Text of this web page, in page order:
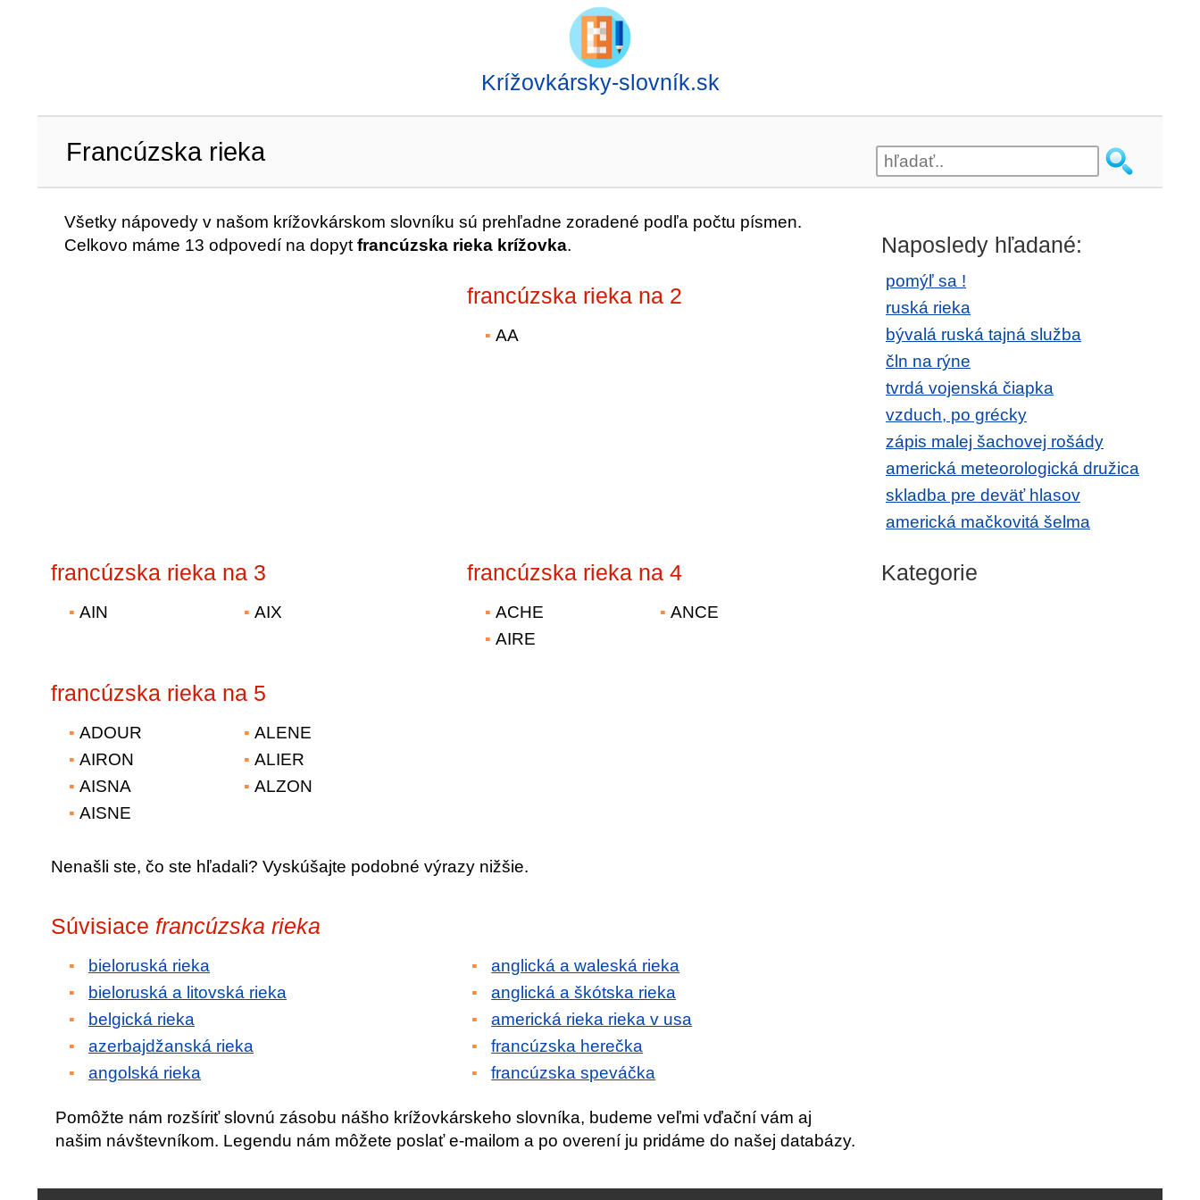
Krížovkársky-slovník.sk
Francúzska rieka
Všetky nápovedy v našom krížovkárskom slovníku sú prehľadne zoradené podľa počtu písmen.
Celkovo máme 13 odpovedí na dopyt francúzska rieka krížovka.
francúzska rieka na 2
AA
francúzska rieka na 3
AIN AIX
francúzska rieka na 4
ACHE
AIRE
ANCE
francúzska rieka na 5
ADOUR
AIRON
AISNA
AISNE
ALENE
ALIER
ALZON
Nenašli ste, čo ste hľadali? Vyskúšajte podobné výrazy nižšie.
Súvisiace francúzska rieka
bieloruská rieka
bieloruská a litovská rieka
belgická rieka
azerbajdžanská rieka
angolská rieka
anglická a waleská rieka
anglická a škótska rieka
americká rieka rieka v usa
francúzska herečka
francúzska speváčka
Pomôžte nám rozšíriť slovnú zásobu nášho krížovkárskeho slovníka, budeme veľmi vďační vám aj
našim návštevníkom. Legendu nám môžete poslať e-mailom a po overení ju pridáme do našej databázy.
Naposledy hľadané:
pomýľ sa !
ruská rieka
bývalá ruská tajná služba
čln na rýne
tvrdá vojenská čiapka
vzduch, po grécky
zápis malej šachovej rošády
americká meteorologická družica
skladba pre deväť hlasov
americká mačkovitá šelma
Kategorie